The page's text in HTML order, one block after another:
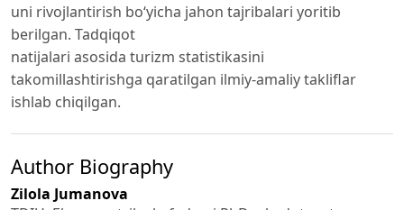
uni rivojlantirish bo‘yicha jahon tajribalari yoritib
berilgan. Tadqiqot
natijalari asosida turizm statistikasini
takomillashtirishga qaratilgan ilmiy-amaliy takliflar
ishlab chiqilgan.
Author Biography
Zilola Jumanova